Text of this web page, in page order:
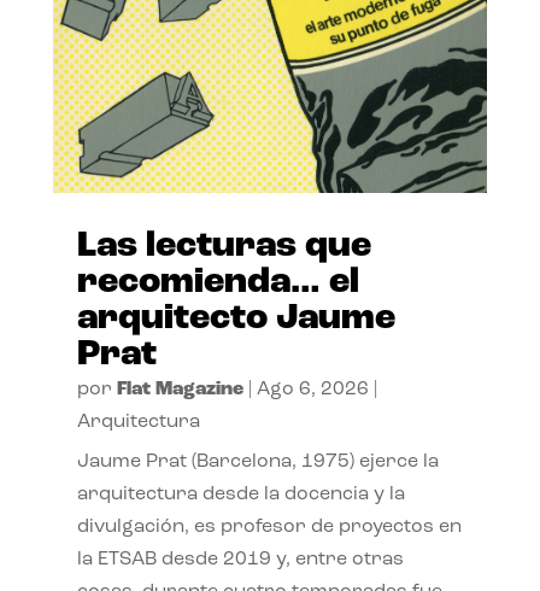
Las lecturas que
recomienda… el
arquitecto Jaume
Prat
por Flat Magazine| Ago 6, 2026
Arquitectura
Jaume Prat (Barcelona, 1975) ejerce la
arquitectura desde la docencia y la
divulgación, es profesor de proyectos en
la ETSAB desde 2019 y, entre otras